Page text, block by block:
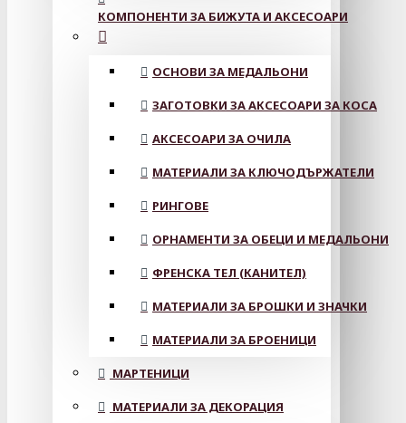
КОМПОНЕНТИ ЗА БИЖУТА И АКСЕСОАРИ
ОСНОВИ ЗА МЕДАЛЬОНИ
ЗАГОТОВКИ ЗА АКСЕСОАРИ ЗА КОСА
АКСЕСОАРИ ЗА ОЧИЛА
МАТЕРИАЛИ ЗА КЛЮЧОДЪРЖАТЕЛИ
РИНГОВЕ
ОРНАМЕНТИ ЗА ОБЕЦИ И МЕДАЛЬОНИ
ФРЕНСКА ТЕЛ (КАНИТЕЛ)
МАТЕРИАЛИ ЗА БРОШКИ И ЗНАЧКИ
МАТЕРИАЛИ ЗА БРОЕНИЦИ
МАРТЕНИЦИ
МАТЕРИАЛИ ЗА ДЕКОРАЦИЯ